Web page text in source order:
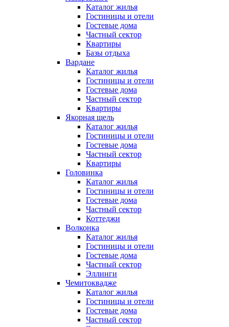
Каталог жилья
Гостиницы и отели
Гостевые дома
Частный сектор
Квартиры
Базы отдыха
Вардане
Каталог жилья
Гостиницы и отели
Гостевые дома
Частный сектор
Квартиры
Якорная щель
Каталог жилья
Гостиницы и отели
Гостевые дома
Частный сектор
Квартиры
Головинка
Каталог жилья
Гостиницы и отели
Гостевые дома
Частный сектор
Коттеджи
Волконка
Каталог жилья
Гостиницы и отели
Гостевые дома
Частный сектор
Эллинги
Чемитоквадже
Каталог жилья
Гостиницы и отели
Гостевые дома
Частный сектор